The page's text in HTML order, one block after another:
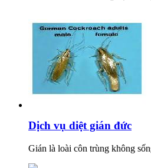
Dịch vụ diệt gián đức
Gián là loài côn trùng không